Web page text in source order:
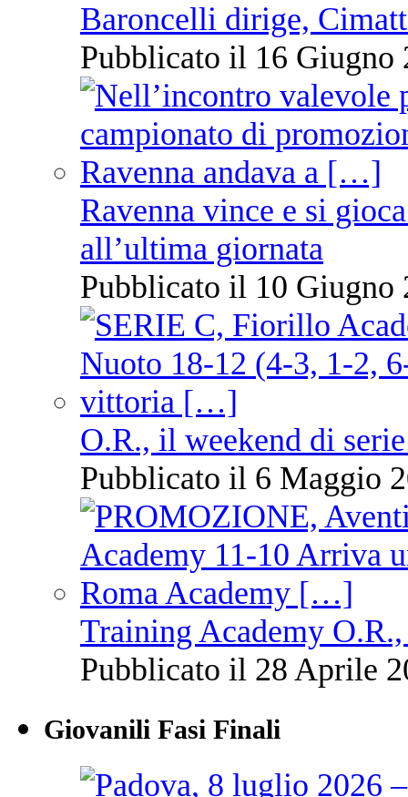
Baroncelli dirige,
Pubblicato il 16 Giugno
Ravenna vince e si
all’ultima giornata
Pubblicato il 10 Giugno
O.R., il weekend di
Pubblicato il 6 Maggio
Training Academy
Pubblicato il 28 Aprile
Giovanili Fasi Finali